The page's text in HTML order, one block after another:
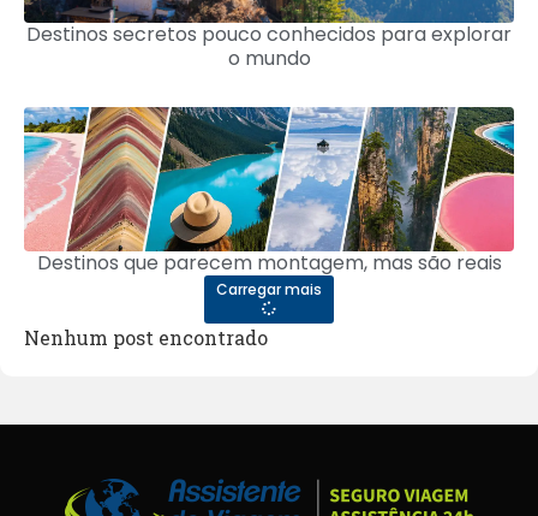
Destinos secretos pouco conhecidos para explorar
o mundo
Destinos que parecem montagem, mas são reais
Carregar mais
Nenhum post encontrado